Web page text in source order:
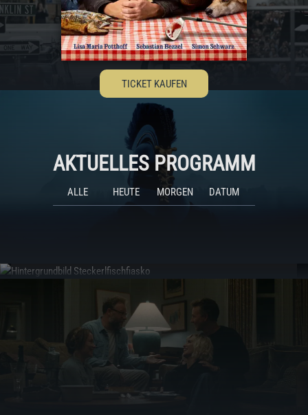
TICKET KAUFEN
AKTUELLES PROGRAMM
ALLE HEUTE MORGEN DATUM